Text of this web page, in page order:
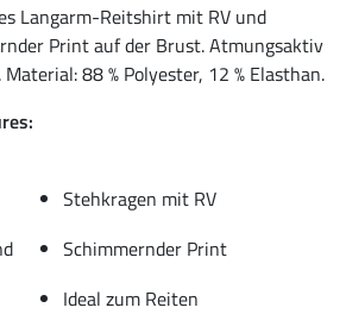
Langarm-Reitshirt mit RV und
Print auf der Brust. Atmungsaktiv
88 % Polyester, 12 % Elasthan.
Stehkragen mit RV
Schimmernder Print
Ideal zum Reiten